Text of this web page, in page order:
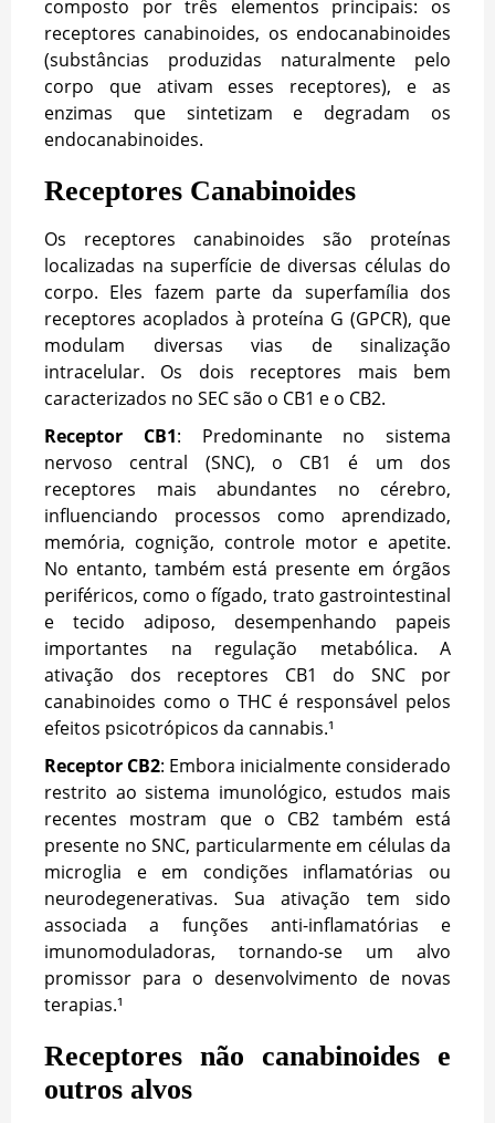
composto por três elementos principais: os
receptores canabinoides, os endocanabinoides
(substâncias produzidas naturalmente pelo
corpo que ativam esses receptores), e as
enzimas que sintetizam e degradam os
endocanabinoides.
Receptores Canabinoides
Os receptores canabinoides são proteínas
localizadas na superfície de diversas células do
corpo. Eles fazem parte da superfamília dos
receptores acoplados à proteína G (GPCR), que
modulam diversas vias de sinalização
intracelular. Os dois receptores mais bem
caracterizados no SEC são o CB1 e o CB2.
Receptor CB1: Predominante no sistema
nervoso central (SNC), o CB1 é um dos
receptores mais abundantes no cérebro,
influenciando processos como aprendizado,
memória, cognição, controle motor e apetite.
No entanto, também está presente em órgãos
periféricos, como o fígado, trato gastrointestinal
e tecido adiposo, desempenhando papeis
importantes na regulação metabólica. A
ativação dos receptores CB1 do SNC por
canabinoides como o THC é responsável pelos
efeitos psicotrópicos da cannabis.¹
Receptor CB2: Embora inicialmente considerado
restrito ao sistema imunológico, estudos mais
recentes mostram que o CB2 também está
presente no SNC, particularmente em células da
microglia e em condições inflamatórias ou
neurodegenerativas. Sua ativação tem sido
associada a funções anti-inflamatórias e
imunomoduladoras, tornando-se um alvo
promissor para o desenvolvimento de novas
terapias.¹
Receptores não canabinoides e
outros alvos